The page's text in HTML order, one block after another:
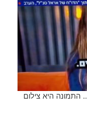
היא צילום